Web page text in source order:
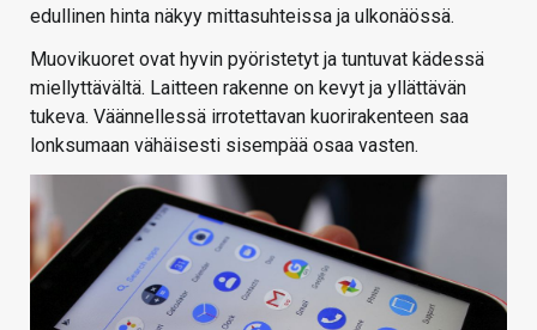
edullinen hinta näkyy mittasuhteissa ja ulkonäössä.
Muovikuoret ovat hyvin pyöristetyt ja tuntuvat kädessä
miellyttävältä. Laitteen rakenne on kevyt ja yllättävän
tukeva. Väännellessä irrotettavan kuorirakenteen saa
lonksumaan vähäisesti sisempää osaa vasten.